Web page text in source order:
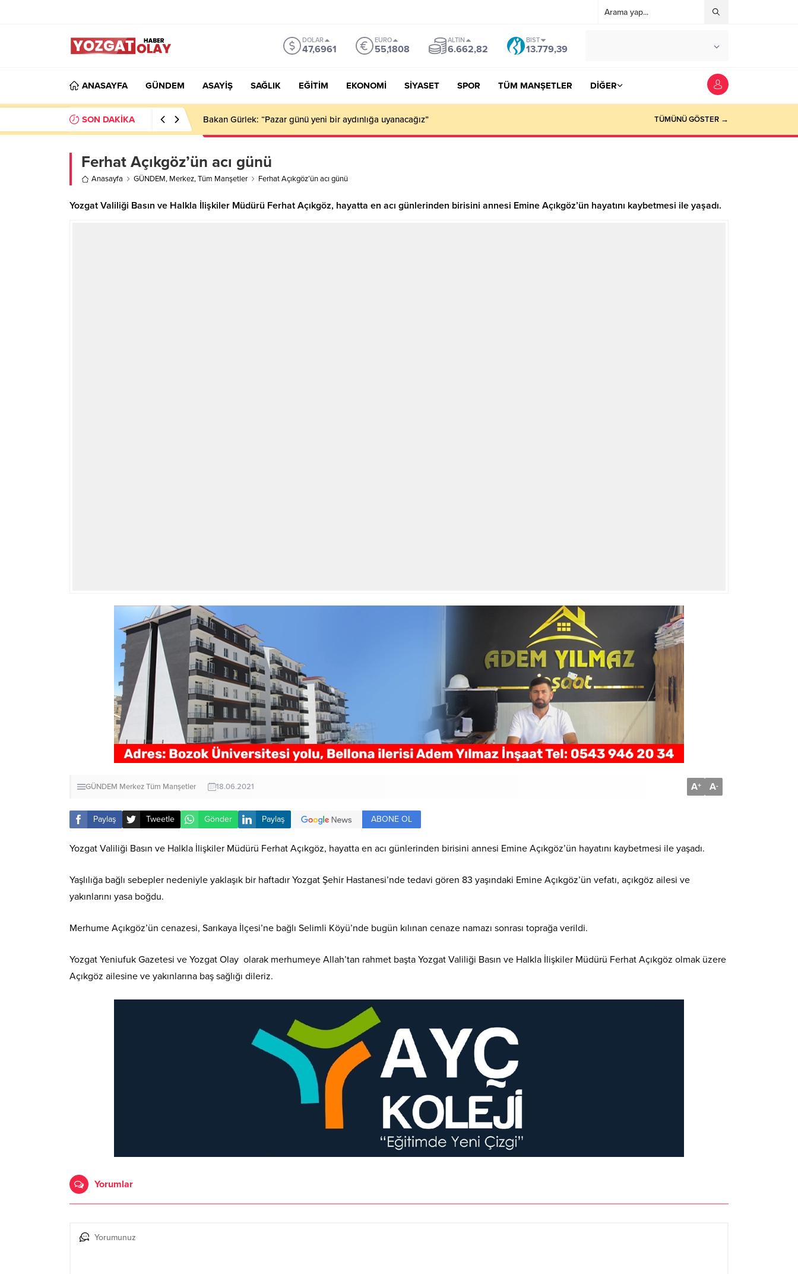
DOLAR
47,6961
EURO
55,1808
ALTIN
6.662,82
BIST
13.779,39
ANASAYFA GÜNDEM ASAYİŞ SAĞLIK EĞİTİM EKONOMİ SİYASET SPOR TÜM MANŞETLER DİĞER
SON DAKİKA Bakan Gürlek: “Pazar günü yeni bir aydınlığa uyanacağız” TÜMÜNÜ GÖSTER →
Ferhat Açıkgöz’ün acı günü
Anasayfa GÜNDEM, Merkez,Tüm Manşetler Ferhat Açıkgöz’ün acı günü
Yozgat Valiliği Basın ve Halkla İlişkiler Müdürü Ferhat Açıkgöz, hayatta en acı günlerinden birisini annesi Emine Açıkgöz’ün hayatını kaybetmesi ile yaşadı.
GÜNDEM MerkezTüm Manşetler 18.06.2021 A+ A-
Paylaş Tweetle Gönder Paylaş ABONE OL
Yozgat Valiliği Basın ve Halkla İlişkiler Müdürü Ferhat Açıkgöz, hayatta en acı günlerinden birisini annesi Emine Açıkgöz’ün hayatını kaybetmesi ile yaşadı.
Yaşlılığa bağlı sebepler nedeniyle yaklaşık bir haftadır Yozgat Şehir Hastanesi’nde tedavi gören 83 yaşındaki Emine Açıkgöz’ün vefatı, açıkgöz ailesi ve
yakınlarını yasa boğdu.
Merhume Açıkgöz’ün cenazesi, Sarıkaya İlçesi’ne bağlı Selimli Köyü’nde bugün kılınan cenaze namazı sonrası toprağa verildi.
Yozgat Yeniufuk Gazetesi ve Yozgat Olay olarak merhumeye Allah’tan rahmet başta Yozgat Valiliği Basın ve Halkla İlişkiler Müdürü Ferhat Açıkgöz olmak üzere
Açıkgöz ailesine ve yakınlarına baş sağlığı dileriz.
Yorumlar